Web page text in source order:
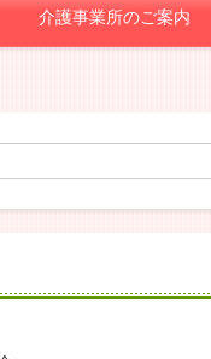
介護事業所のご案内